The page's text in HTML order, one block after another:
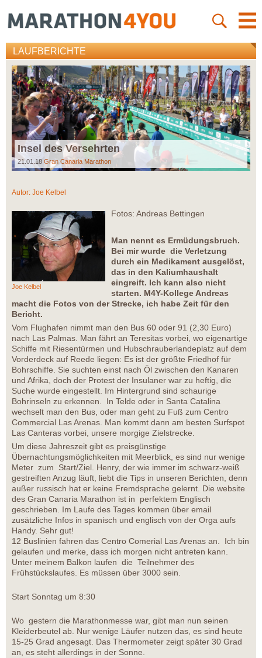
LAUFBERICHTE
Insel des Versehrten
21.01.18 Gran Canaria Marathon
Autor: Joe Kelbel
Joe Kelbel
Fotos: Andreas Bettingen
Man nennt es Ermüdungsbruch.
Bei mir wurde die Verletzung
durch ein Medikament ausgelöst,
das in den Kaliumhaushalt
eingreift. Ich kann also nicht
starten. M4Y-Kollege Andreas
macht die Fotos von der Strecke, ich habe Zeit für den
Bericht.
Vom Flughafen nimmt man den Bus 60 oder 91 (2,30 Euro)
nach Las Palmas. Man fährt an Teresitas vorbei, wo eigenartige
Schiffe mit Riesentürmen und Hubschrauberlandeplatz auf dem
Vorderdeck auf Reede liegen: Es ist der größte Friedhof für
Bohrschiffe. Sie suchten einst nach Öl zwischen den Kanaren
und Afrika, doch der Protest der Insulaner war zu heftig, die
Suche wurde eingestellt. Im Hintergrund sind schaurige
Bohrinseln zu erkennen. In Telde oder in Santa Catalina
wechselt man den Bus, oder man geht zu Fuß zum Centro
Commercial Las Arenas. Man kommt dann am besten Surfspot
Las Canteras vorbei, unsere morgige Zielstrecke.
Um diese Jahreszeit gibt es preisgünstige
Übernachtungsmöglichkeiten mit Meerblick, es sind nur wenige
Meter zum Start/Ziel. Henry, der wie immer im schwarz-weiß
gestreiften Anzug läuft, liebt die Tips in unseren Berichten, denn
außer russisch hat er keine Fremdsprache gelernt. Die website
des Gran Canaria Marathon ist in perfektem Englisch
geschrieben. Im Laufe des Tages kommen über email
zusätzliche Infos in spanisch und englisch von der Orga aufs
Handy. Sehr gut!
12 Buslinien fahren das Centro Comerial Las Arenas an. Ich bin
gelaufen und merke, dass ich morgen nicht antreten kann.
Unter meinem Balkon laufen die Teilnehmer des
Frühstückslaufes. Es müssen über 3000 sein.
Start Sonntag um 8:30
Wo gestern die Marathonmesse war, gibt man nun seinen
Kleiderbeutel ab. Nur wenige Läufer nutzen das, es sind heute
15-25 Grad angesagt. Das Thermometer zeigt später 30 Grad
an, es steht allerdings in der Sonne.